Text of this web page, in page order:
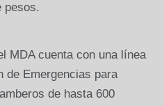
pesos.
MDA cuenta con una línea
de Emergencias para
de hasta 600